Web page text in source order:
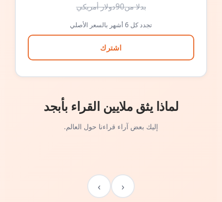
بدلا من90دولار أمريكي
تجدد كل 6 أشهر بالسعر الأصلي
اشترك
لماذا يثق ملايين القراء بأبجد
إليك بعض آراء قراءنا حول العالم.
‹
›